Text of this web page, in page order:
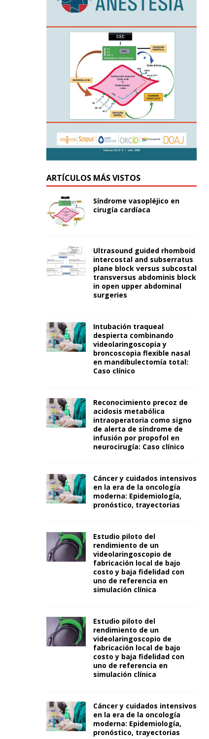
ARTÍCULOS MÁS VISTOS
Síndrome vasopléjico en
cirugía cardíaca
Ultrasound guided rhomboid
intercostal and subserratus
plane block versus subcostal
transversus abdominis block
in open upper abdominal
surgeries
Intubación traqueal
despierta combinando
videolaringoscopia y
broncoscopia flexible nasal
en mandibulectomía total:
Caso clínico
Reconocimiento precoz de
acidosis metabólica
intraoperatoria como signo
de alerta de síndrome de
infusión por propofol en
neurocirugía: Caso clínico
Cáncer y cuidados intensivos
en la era de la oncología
moderna: Epidemiología,
pronóstico, trayectorias
Estudio piloto del
rendimiento de un
videolaringoscopio de
fabricación local de bajo
costo y baja fidelidad con
uno de referencia en
simulación clínica
Estudio piloto del
rendimiento de un
videolaringoscopio de
fabricación local de bajo
costo y baja fidelidad con
uno de referencia en
simulación clínica
Cáncer y cuidados intensivos
en la era de la oncología
moderna: Epidemiología,
pronóstico, trayectorias